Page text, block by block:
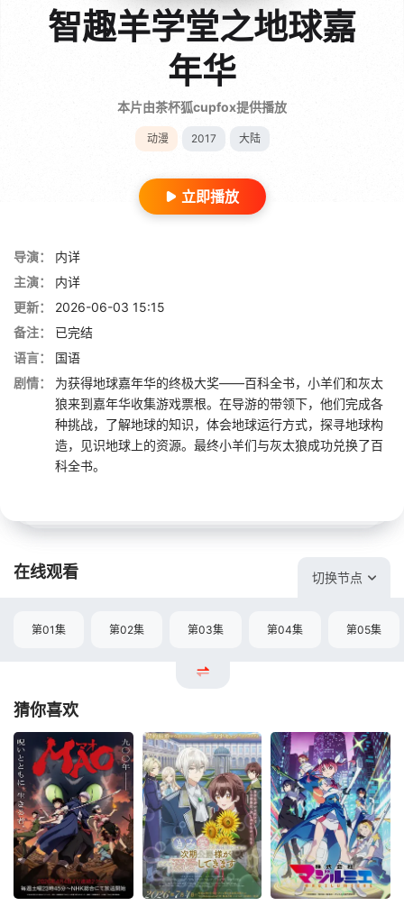
智趣羊学堂之地球嘉
年华
本片由茶杯狐cupfox提供播放
动漫 2017 大陆
立即播放
导演：
内详
主演：
内详
更新：
2026-06-03 15:15
备注：
已完结
语言：
国语
剧情：
为获得地球嘉年华的终极大奖——百科全书，小羊们和灰太
狼来到嘉年华收集游戏票根。在导游的带领下，他们完成各
种挑战，了解地球的知识，体会地球运行方式，探寻地球构
造，见识地球上的资源。最终小羊们与灰太狼成功兑换了百
科全书。
在线观看 切换节点
第01集 第02集 第03集 第04集 第05集
猜你喜欢